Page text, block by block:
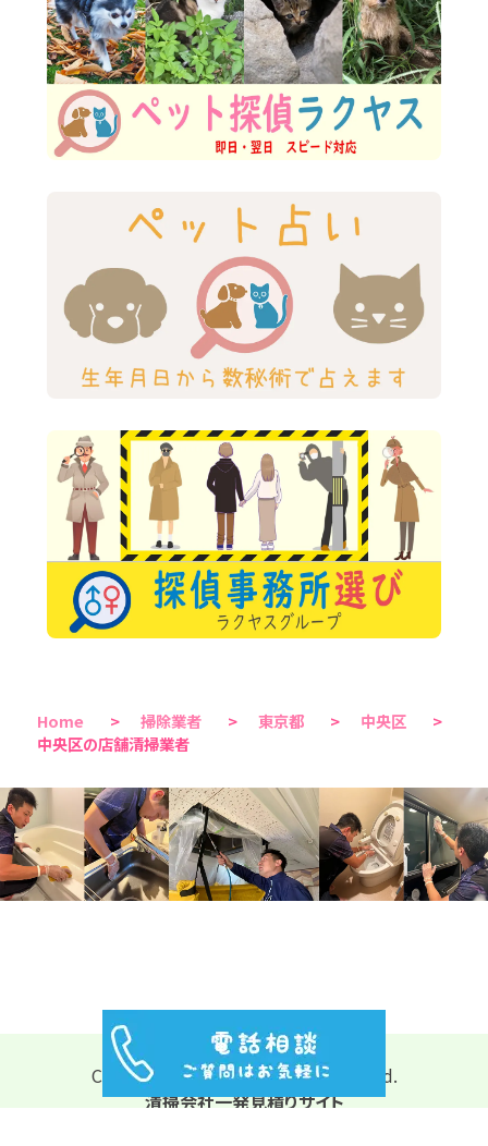
Home > 掃除業者 > 東京都 > 中央区
>
中央区の店舗清掃業者
Copyright © 2026 All Rights Reserved.
清掃会社一発見積りサイト